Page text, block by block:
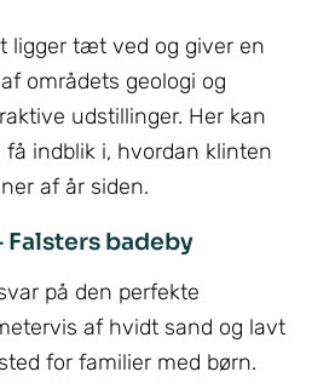
ligger tæt ved og giver en
områdets geologi og
udstillinger. Her kan
indblik i, hvordan klinten
af år siden.
Falsters badeby
på den perfekte
af hvidt sand og lavt
for familier med børn.